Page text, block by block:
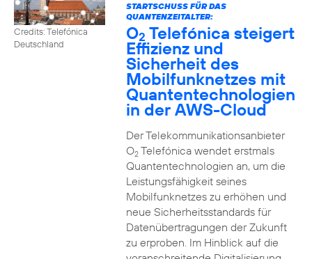
Credits: Telefónica
Deutschland
STARTSCHUSS FÜR DAS
QUANTENZEITALTER:
O2 Telefónica steigert
Effizienz und
Sicherheit des
Mobilfunknetzes mit
Quantentechnologien
in der AWS-Cloud
Der Telekommunikationsanbieter
O2Telefónica wendet erstmals
Quantentechnologien an, um die
Leistungsfähigkeit seines
Mobilfunknetzes zu erhöhen und
neue Sicherheitsstandards für
Datenübertragungen der Zukunft
zu erproben. Im Hinblick auf die